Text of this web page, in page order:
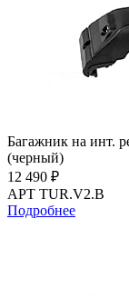
Багажник на инт.
(черный)
12 490 ₽
АРТ TUR.V2.B
Подробнее